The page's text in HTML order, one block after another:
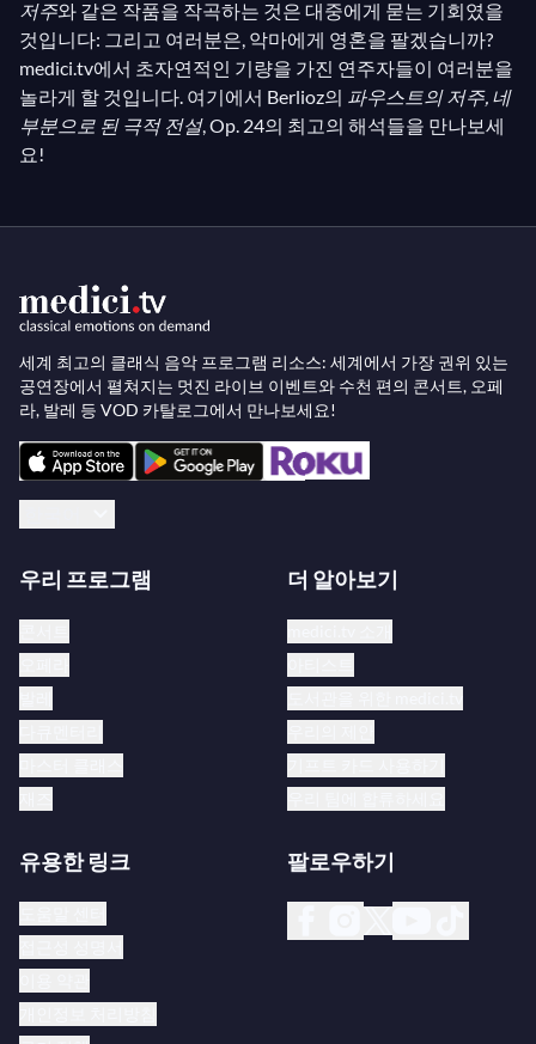
저주와 같은 작품을 작곡하는 것은 대중에게 묻는 기회였을
것입니다: 그리고 여러분은, 악마에게 영혼을 팔겠습니까?
medici.tv에서 초자연적인 기량을 가진 연주자들이 여러분을
놀라게 할 것입니다. 여기에서 Berlioz의 파우스트의 저주, 네
부분으로 된 극적 전설, Op. 24의 최고의 해석들을 만나보세
요!
세계 최고의 클래식 음악 프로그램 리소스: 세계에서 가장 권위 있는
공연장에서 펼쳐지는 멋진 라이브 이벤트와 수천 편의 콘서트, 오페
라, 발레 등 VOD 카탈로그에서 만나보세요!
우리 프로그램 더 알아보기
유용한 링크 팔로우하기